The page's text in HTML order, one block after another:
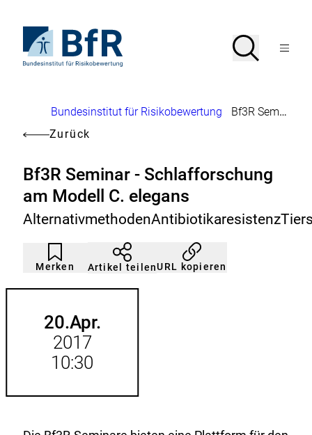
Seiteninhalt
springenStartseite
von
Suche
SucheMenü
Brotkrumennavigation
Bundesinstitut für Risikobewertung
Bf3R Seminar - Schlafforschung am Modell C. elegans
Zurück
Bf3R Seminar - Schlafforschung
am Modell C. elegans
Merken
Artikel
nicht
gemerkt
Durch
Klicken
der
Artikel teilenURL kopieren
20.Apr.
2017
10:30